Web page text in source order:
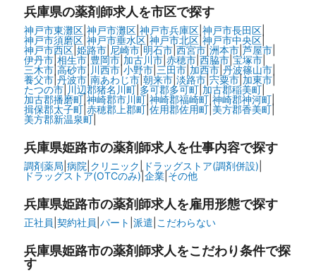
兵庫県の薬剤師求人を市区で探す
神戸市東灘区| 神戸市灘区| 神戸市兵庫区| 神戸市長田区|
神戸市須磨区|神戸市垂水区| 神戸市北区|神戸市中央区|
神戸市西区| 姫路市| 尼崎市| 明石市| 西宮市| 洲本市| 芦屋市|
伊丹市| 相生市| 豊岡市| 加古川市| 赤穂市| 西脇市| 宝塚市|
三木市|高砂市| 川西市|小野市| 三田市| 加西市| 丹波篠山市|
養父市|丹波市|南あわじ市| 朝来市| 淡路市| 宍粟市| 加東市|
たつの市| 川辺郡猪名川町| 多可郡多可町| 加古郡稲美町|
加古郡播磨町| 神崎郡市川町| 神崎郡福崎町| 神崎郡神河町|
揖保郡太子町|赤穂郡上郡町|佐用郡佐用町|美方郡香美町|
美方郡新温泉町|
兵庫県姫路市の薬剤師求人を仕事内容で探す
調剤薬局 病院 クリニック ドラッグストア(調剤併設)
ドラッグストア(OTCのみ)| 企業| その他
兵庫県姫路市の薬剤師求人を雇用形態で探す
正社員 契約社員 パート 派遣 こだわらない
兵庫県姫路市の薬剤師求人をこだわり条件で探
す